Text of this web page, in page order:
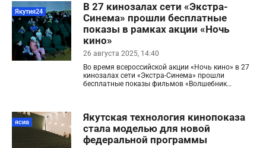
кинопроката «Экстра Синема» Николай Егоров.
Якутия24
В 27 кинозалах сети «Экстра-
Синема» прошли бесплатные
показы в рамках акции «Ночь
кино»
26 августа 2025, 14:40
Во время всероссийской акции «Ночь кино» в 27
кинозалах сети «Экстра-Синема» прошли
бесплатные показы фильмов «Волшебник
компании «Экстра-Синема».
ясиа
Якутская технология кинопоказа
стала моделью для новой
федеральной программы